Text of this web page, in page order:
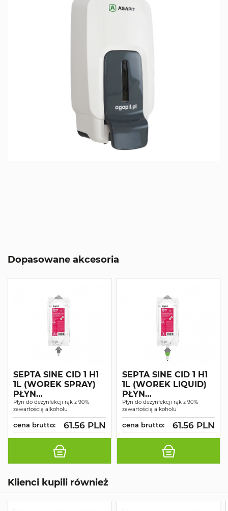
Dopasowane akcesoria
SEPTA SINE CID 1 H1
1L (WOREK SPRAY)
PŁYN
DEZYNFEKUJĄCY
Płyn do dezynfekcji rąk z 90%
zawartością alkoholu
cena brutto: 61.56 PLN
SEPTA SINE CID 1 H1
1L (WOREK LIQUID)
PŁYN
DEZYNFEKUJĄCY
Płyn do dezynfekcji rąk z 90%
zawartością alkoholu
cena brutto: 61.56 PLN
Klienci kupili również